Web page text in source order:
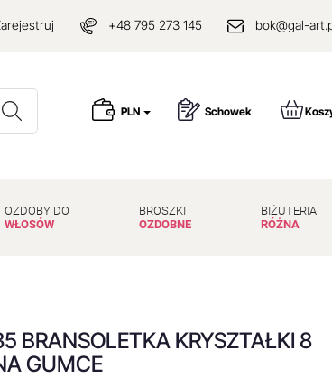
+48 795 273 145 bok@gal-
Wyszukaj PLN Schowek
OZDOBY DO
WŁOSÓW
BROSZKI
OZDOBNE
BIŻUTERIA
RÓŻNA
BRANSOLETKA KRYSZTAŁKI 8
GUMCE